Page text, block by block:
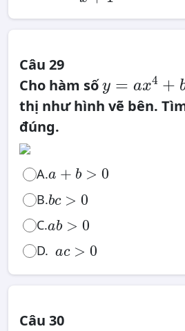
Câu 29
Cho hàm sốy = ax4 +
=
a
x 4
+
b
x2
thị như hình vẽ bên.
đúng.
A.a + b > 0
a b > 0
B.bc > 0
bc >
C.ab > 0
ab >
D. ac > 0
ac >0
Câu 30